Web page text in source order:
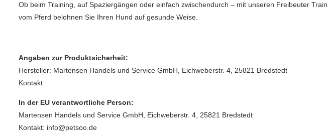
Ob beim Training, auf Spaziergängen oder einfach zwischendurch – mit unseren Freibeuter
vom Pferd belohnen Sie Ihren Hund auf gesunde Weise.
Angaben zur Produktsicherheit:
Hersteller: Martensen Handels und Service GmbH, Eichweberstr. 4, 25821 Bredstedt
Kontakt:
In der EU verantwortliche Person:
Martensen Handels und Service GmbH, Eichweberstr. 4, 25821 Bredstedt
Kontakt: info@petsoo.de